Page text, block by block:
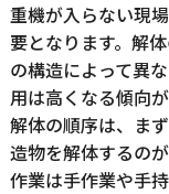
重機が入らない現
要となります。解
の構造によって異
用は高くなる傾向が
解体の順序は、ま
造物を解体するの
作業は手作業や手